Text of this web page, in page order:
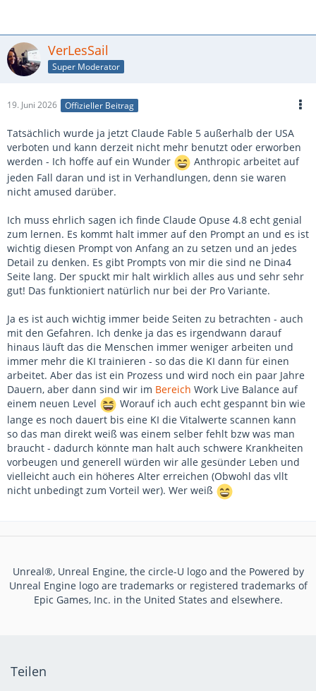
VerLesSail
Super Moderator
19. Juni 2026 Offizieller Beitrag
Tatsächlich wurde ja jetzt Claude Fable 5 außerhalb der USA
verboten und kann derzeit nicht mehr benutzt oder erworben
werden - Ich hoffe auf ein Wunder
Anthropic arbeitet auf
jeden Fall daran und ist in Verhandlungen, denn sie waren
nicht amused darüber.
Ich muss ehrlich sagen ich finde Claude Opuse 4.8 echt genial
zum lernen. Es kommt halt immer auf den Prompt an und es ist
wichtig diesen Prompt von Anfang an zu setzen und an jedes
Detail zu denken. Es gibt Prompts von mir die sind ne Dina4
Seite lang. Der spuckt mir halt wirklich alles aus und sehr sehr
gut! Das funktioniert natürlich nur bei der Pro Variante.
Ja es ist auch wichtig immer beide Seiten zu betrachten - auch
mit den Gefahren. Ich denke ja das es irgendwann darauf
hinaus läuft das die Menschen immer weniger arbeiten und
immer mehr die KI trainieren - so das die KI dann für einen
arbeitet. Aber das ist ein Prozess und wird noch ein paar Jahre
Dauern, aber dann sind wir im Bereich Work Live Balance auf
einem neuen Level
Worauf ich auch echt gespannt bin wie
lange es noch dauert bis eine KI die Vitalwerte scannen kann
so das man direkt weiß was einem selber fehlt bzw was man
braucht - dadurch könnte man halt auch schwere Krankheiten
vorbeugen und generell würden wir alle gesünder Leben und
vielleicht auch ein höheres Alter erreichen (Obwohl das vllt
nicht unbedingt zum Vorteil wer). Wer weiß
Unreal®, Unreal Engine, the circle-U logo and the Powered by
Unreal Engine logo are trademarks or registered trademarks of
Epic Games, Inc. in the United States and elsewhere.
Teilen